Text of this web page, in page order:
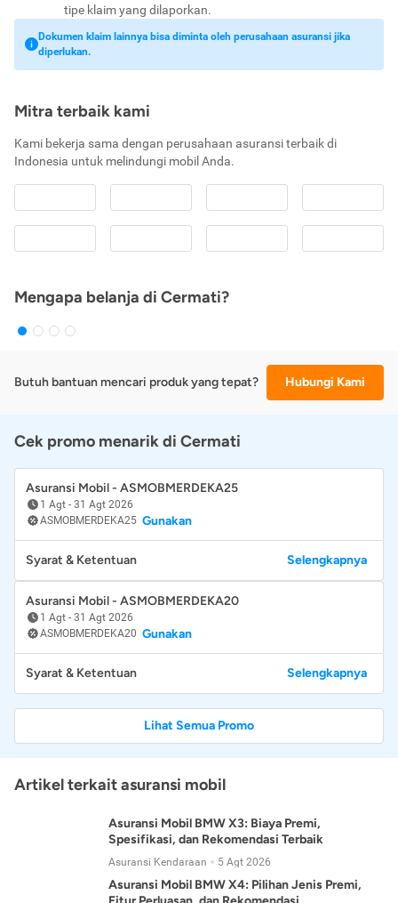
tipe klaim yang dilaporkan.
Dokumen klaim lainnya bisa diminta oleh perusahaan asuransi jika
diperlukan.
Mitra terbaik kami
Kami bekerja sama dengan perusahaan asuransi terbaik di
Indonesia untuk melindungi mobil Anda.
Mengapa belanja di Cermati?
Butuh bantuan mencari produk yang tepat? Hubungi Kami
Cek promo menarik di Cermati
Asuransi Mobil - ASMOBMERDEKA25
1 Agt - 31 Agt 2026
ASMOBMERDEKA25 Gunakan
Syarat & Ketentuan Selengkapnya
Asuransi Mobil - ASMOBMERDEKA20
1 Agt - 31 Agt 2026
ASMOBMERDEKA20 Gunakan
Syarat & Ketentuan Selengkapnya
Lihat Semua Promo
Artikel terkait asuransi mobil
Asuransi Mobil BMW X3: Biaya Premi,
Spesifikasi, dan Rekomendasi Terbaik
Asuransi Kendaraan 5 Agt 2026
Asuransi Mobil BMW X4: Pilihan Jenis Premi,